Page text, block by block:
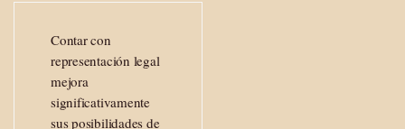
Contar con
representación legal
mejora
significativamente
sus posibilidades de